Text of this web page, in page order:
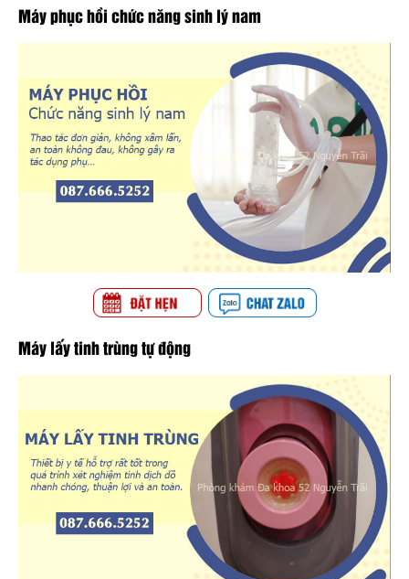
Máy phục hồi chức năng sinh lý nam
Máy lấy tinh trùng tự động